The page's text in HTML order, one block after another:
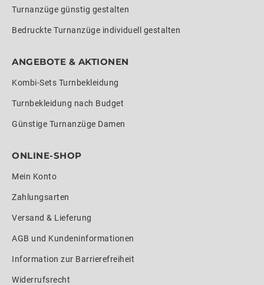
Turnanzüge günstig gestalten
Bedruckte Turnanzüge individuell gestalten
ANGEBOTE & AKTIONEN
Kombi-Sets Turnbekleidung
Turnbekleidung nach Budget
Günstige Turnanzüge Damen
ONLINE-SHOP
Mein Konto
Zahlungsarten
Versand & Lieferung
AGB und Kundeninformationen
Information zur Barrierefreiheit
Widerrufsrecht